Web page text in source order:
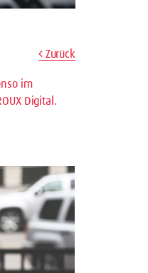
Zurück
im
Digital.